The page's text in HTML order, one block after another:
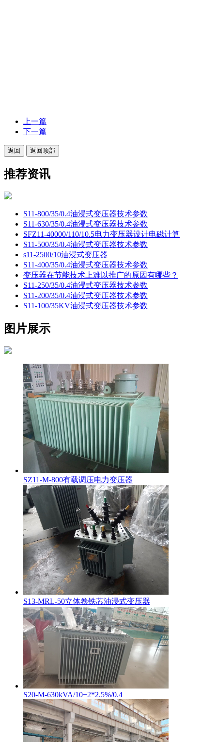
上一篇
下一篇
返回 返回顶部
推荐资讯
S11-800/35/0.4油浸式变压器技术参数
S11-630/35/0.4油浸式变压器技术参数
SFZ11-40000/110/10.5电力变压器设计电磁计算
S11-500/35/0.4油浸式变压器技术参数
s11-2500/10油浸式变压器
S11-400/35/0.4油浸式变压器技术参数
变压器在节能技术上难以推广的原因有哪些？
S11-250/35/0.4油浸式变压器技术参数
S11-200/35/0.4油浸式变压器技术参数
S11-100/35KV油浸式变压器技术参数
图片展示
SZ11-M-800有载调压电力变压器
S13-MRL-50立体卷铁芯油浸式变压器
S20-M-630kVA/10±2*2.5%/0.4